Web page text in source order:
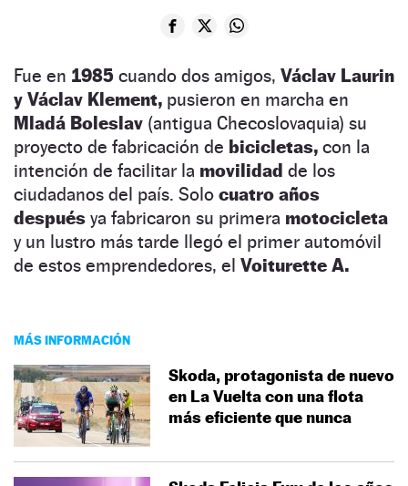
Fue en 1985 cuando dos amigos, Václav Laurin
y Václav Klement, pusieron en marcha en
Mladá Boleslav (antigua Checoslovaquia) su
proyecto de fabricación de bicicletas, con la
intención de facilitar la movilidad de los
ciudadanos del país. Solo cuatro años
después ya fabricaron su primera motocicleta
y un lustro más tarde llegó el primer automóvil
de estos emprendedores, el Voiturette A.
MÁS INFORMACIÓN
Skoda, protagonista de nuevo
en La Vuelta con una flota
más eficiente que nunca